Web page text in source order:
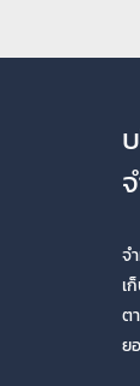
จ
เ
ต
ย